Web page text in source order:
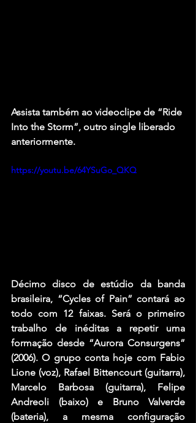
Assista também ao videoclipe de “Ride
Into the Storm”, outro single liberado
anteriormente.
https://youtu.be/64YSuGo_QKQ
Décimo disco de estúdio da banda
brasileira, “Cycles of Pain” contará ao
todo com 12 faixas. Será o primeiro
trabalho de inéditas a repetir uma
formação desde “Aurora Consurgens”
(2006). O grupo conta hoje com Fabio
Lione (voz), Rafael Bittencourt (guitarra),
Marcelo Barbosa (guitarra), Felipe
Andreoli (baixo) e Bruno Valverde
(bateria), a mesma configuração